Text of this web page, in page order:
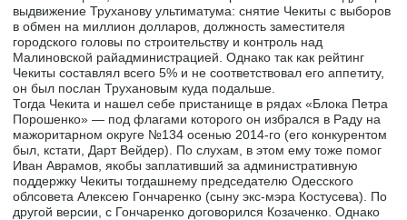
выдвижение Труханову ультиматума: снятие Чекиты с выборов
в обмен на миллион долларов, должность заместителя
городского головы по строительству и контроль над
Малиновской райадминистрацией. Однако так как рейтинг
Чекиты составлял всего 5% и не соответствовал его аппетиту,
он был послан Трухановым куда подальше.
Тогда Чекита и нашел себе пристанище в рядах «Блока Петра
Порошенко» — под флагами которого он избрался в Раду на
мажоритарном округе №134 осенью 2014-го (его конкурентом
был, кстати, Дарт Вейдер). По слухам, в этом ему тоже помог
Иван Аврамов, якобы заплативший за административную
поддержку Чекиты тогдашнему председателю Одесского
облсовета Алексею Гончаренко (сыну экс-мэра Костусева). По
другой версии, с Гончаренко договорился Козаченко. Однако